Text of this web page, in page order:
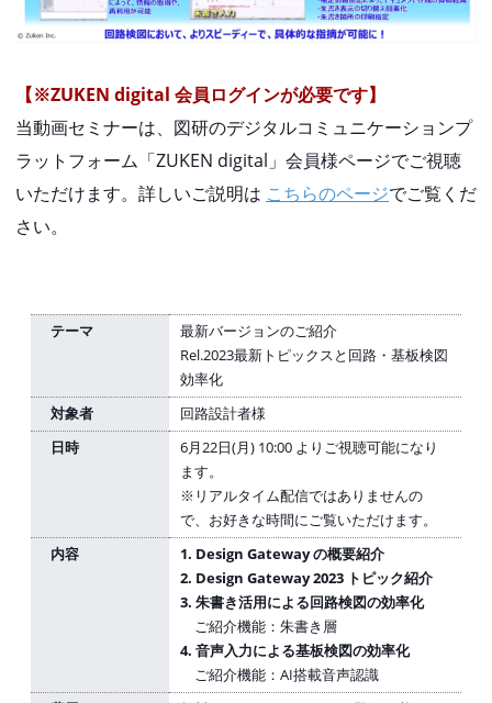
【※ZUKEN digital 会員ログインが必要です】
当動画セミナーは、図研のデジタルコミュニケーションプ
ラットフォーム「ZUKEN digital」会員様ページでご視聴
いただけます。詳しいご説明は こちらのページでご覧くだ
さい。
テーマ
最新バージョンのご紹介
Rel.2023最新トピックスと回路・基板検図
効率化
対象者
回路設計者様
日時
6月22日(月) 10:00 よりご視聴可能になり
ます。
※リアルタイム配信ではありませんの
で、お好きな時間にご覧いただけます。
内容
1. Design Gateway の概要紹介
2. Design Gateway 2023 トピック紹介
3. 朱書き活用による回路検図の効率化
ご紹介機能：朱書き層
4. 音声入力による基板検図の効率化
ご紹介機能：AI搭載音声認識